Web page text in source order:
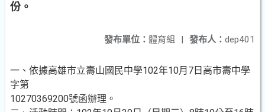
份。
發布人： dep401
發布單位： 體育組 |
一、依據高雄市立壽山國民中學102年10月7日高市壽中學
字第
10270369200號函辦理。